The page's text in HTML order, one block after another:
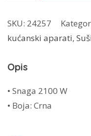
količina
SKU: 24257
kućanski aparati,
Opis
• Snaga 2100 W
• Boja: Crna